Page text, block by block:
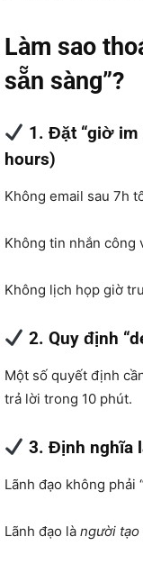
Làm sao
sẵn sàng”?
1. Đặt “giờ im
hours)
Không email sau 7h
Không tin nhắn công
Không lịch họp giờ
2. Quy định
Một số quyết định
trả lời trong 10 phút.
3. Định nghĩa
Lãnh đạo không phải
Lãnh đạo là người tạo